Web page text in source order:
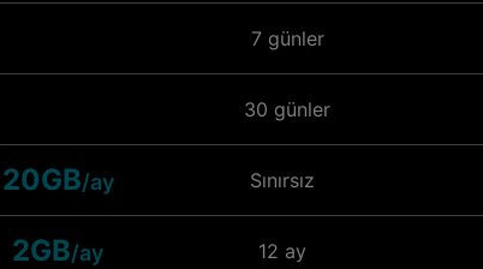
7 günler
30 günler
20GB/ay Sınırsız
2GB/ay 12 ay